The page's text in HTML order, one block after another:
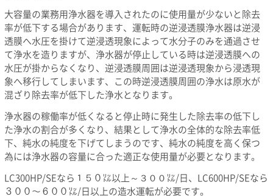
大容量の業務用浄水器を導入されたのに使用量が少ないと除去
率が低下する場合があります、運転時の逆浸透膜浄水器は逆浸
透膜へ水圧を掛けて逆浸透現象によって水分子のみを通過させ
て浄水を造りますが、浄水器が停止している時は逆浸透膜への
水圧が掛からなくなり、逆浸透膜周囲は逆浸透現象から浸透現
象へ移行してしまいます、この時逆浸透膜周囲の浄水は原水が
混ざり除去率が低下した浄水となります。
浄水器の稼働率が低くなると停止時に発生した除去率の低下し
た浄水の割合が多くなり、結果として浄水の全体的な除去率低
下、純水の純度を下げてしまうのです、純水の純度を高く保つ
為には浄水器の容量に合った適正な使用量が必要となります。
LC300HP/SEなら１５０㍑以上～３００㍑/日、LC600HP/SEなら
３００～６００㍑/日以上の造水運転が必要です。